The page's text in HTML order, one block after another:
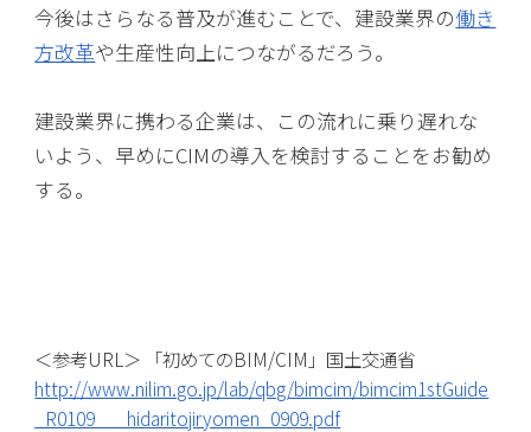
今後はさらなる普及が進むことで、建設業界の働き
方改革や生産性向上につながるだろう。
建設業界に携わる企業は、この流れに乗り遅れな
いよう、早めにCIMの導入を検討することをお勧め
する。
＜参考URL＞ 「初めてのBIM/CIM」国土交通省
http://www.nilim.go.jp/lab/qbg/bimcim/bimcim1stGuide
_R0109___hidaritojiryomen_0909.pdf